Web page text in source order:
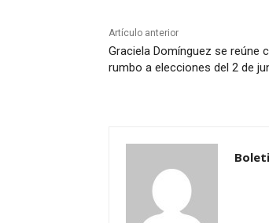
Artículo anterior
Graciela Domínguez se reúne
rumbo a elecciones del 2 de